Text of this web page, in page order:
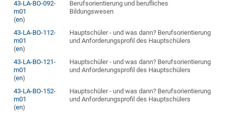
43-LA-BO-092-
m01
(en)
Berufsorientierung und berufliches
Bildungswesen
43-LA-BO-112-
m01
(en)
Hauptschüler - und was dann? Berufsorientierung
und Anforderungsprofil des Hauptschülers
43-LA-BO-121-
m01
(en)
Hauptschüler - und was dann? Berufsorientierung
und Anforderungsprofil des Hauptschülers
43-LA-BO-152-
m01
(en)
Hauptschüler - und was dann? Berufsorientierung
und Anforderungsprofil des Hauptschülers